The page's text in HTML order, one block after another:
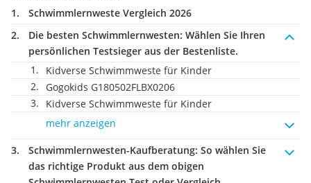
Schwimmlernweste Vergleich 2026
Die besten Schwimmlernwesten: Wählen Sie Ihren
persönlichen Testsieger aus der Bestenliste.
Kidverse Schwimmweste für Kinder
Gogokids G180502FLBX0206
Kidverse Schwimmweste für Kinder
mehr anzeigen
Schwimmlernwesten-Kaufberatung: So wählen Sie
das richtige Produkt aus dem obigen